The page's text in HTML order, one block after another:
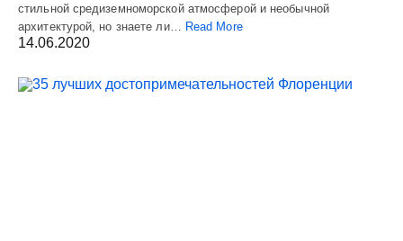
стильной средиземноморской атмосферой и необычной
архитектурой, но знаете ли…
Read More
14.06.2020